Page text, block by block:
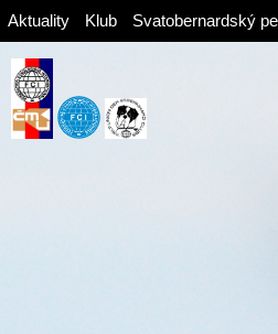
Aktuality Klub Svatobernardský